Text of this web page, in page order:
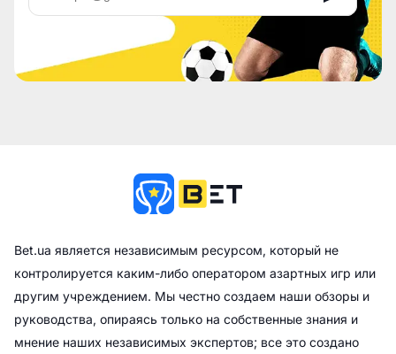
Bet.ua является независимым ресурсом, который не
контролируется каким-либо оператором азартных игр или
другим учреждением. Мы честно создаем наши обзоры и
руководства, опираясь только на собственные знания и
мнение наших независимых экспертов; все это создано